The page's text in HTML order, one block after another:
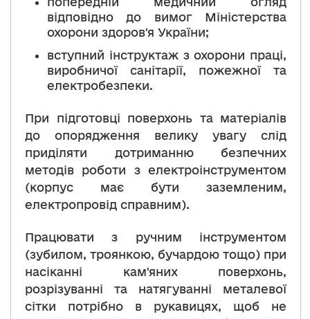
відповідно до вимог Міністерства
охорони здоров'я України;
вступний інструктаж з охорони праці,
виробничої санітарії, пожежної та
електробезпеки.
При підготовці поверхонь та матеріалів
до опорядження велику увагу слід
приділяти дотриманню безпечних
методів роботи з електроінструментом
(корпус має бути заземленим,
електропровід справним).
Працювати з ручним інструментом
(зубилом, троянкою, бучардою тощо) при
насіканні кам'яних поверхонь,
розрізуванні та натягуванні металевої
сітки потрібно в рукавицях, щоб не